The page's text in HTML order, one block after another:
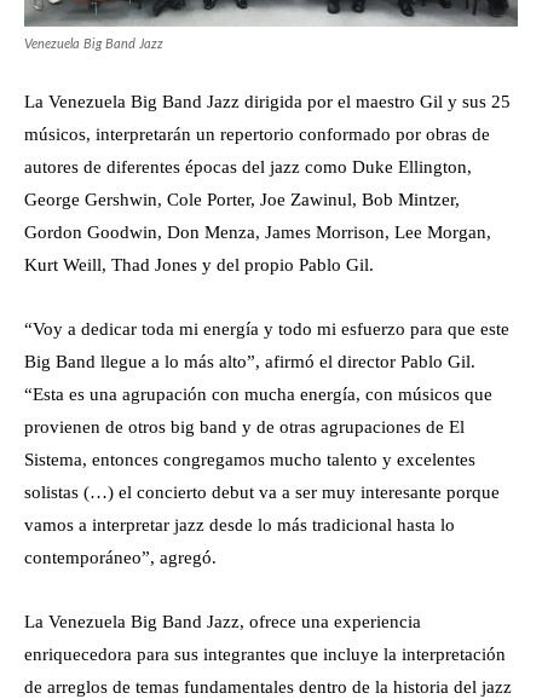
Venezuela Big Band Jazz
La Venezuela Big Band Jazz dirigida por el maestro Gil y sus 25
músicos, interpretarán un repertorio conformado por obras de
autores de diferentes épocas del jazz como Duke Ellington,
George Gershwin, Cole Porter, Joe Zawinul, Bob Mintzer,
Gordon Goodwin, Don Menza, James Morrison, Lee Morgan,
Kurt Weill, Thad Jones y del propio Pablo Gil.
“Voy a dedicar toda mi energía y todo mi esfuerzo para que este
Big Band llegue a lo más alto”, afirmó el director Pablo Gil.
“Esta es una agrupación con mucha energía, con músicos que
provienen de otros big band y de otras agrupaciones de El
Sistema, entonces congregamos mucho talento y excelentes
solistas (…) el concierto debut va a ser muy interesante porque
vamos a interpretar jazz desde lo más tradicional hasta lo
contemporáneo”, agregó.
La Venezuela Big Band Jazz, ofrece una experiencia
enriquecedora para sus integrantes que incluye la interpretación
de arreglos de temas fundamentales dentro de la historia del jazz